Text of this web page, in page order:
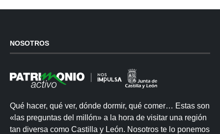
NOSOTROS
Qué hacer, qué ver, dónde dormir, qué comer… Estas son
«las preguntas del millón» a la hora de visitar una región
tan diversa como Castilla y León. Nosotros te lo ponemos